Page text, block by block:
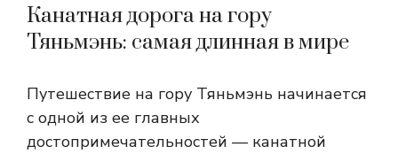
Канатная дорога на гору
Тяньмэнь: самая длинная в мире
Путешествие на гору Тяньмэнь начинается
с одной из ее главных
достопримечательностей — канатной